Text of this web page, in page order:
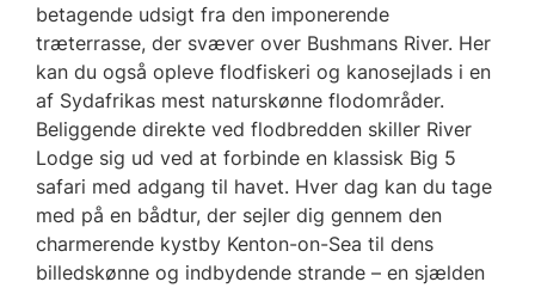
betagende udsigt fra den imponerende
træterrasse, der svæver over Bushmans River. Her
kan du også opleve flodfiskeri og kanosejlads i en
af Sydafrikas mest naturskønne flodområder.
Beliggende direkte ved flodbredden skiller River
Lodge sig ud ved at forbinde en klassisk Big 5
safari med adgang til havet. Hver dag kan du tage
med på en bådtur, der sejler dig gennem den
charmerende kystby Kenton-on-Sea til dens
billedskønne og indbydende strande – en sjælden